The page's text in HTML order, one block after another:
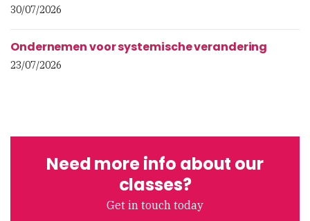
30/07/2026
Ondernemen voor systemische verandering
23/07/2026
Need more info about our
classes?
Get in touch today